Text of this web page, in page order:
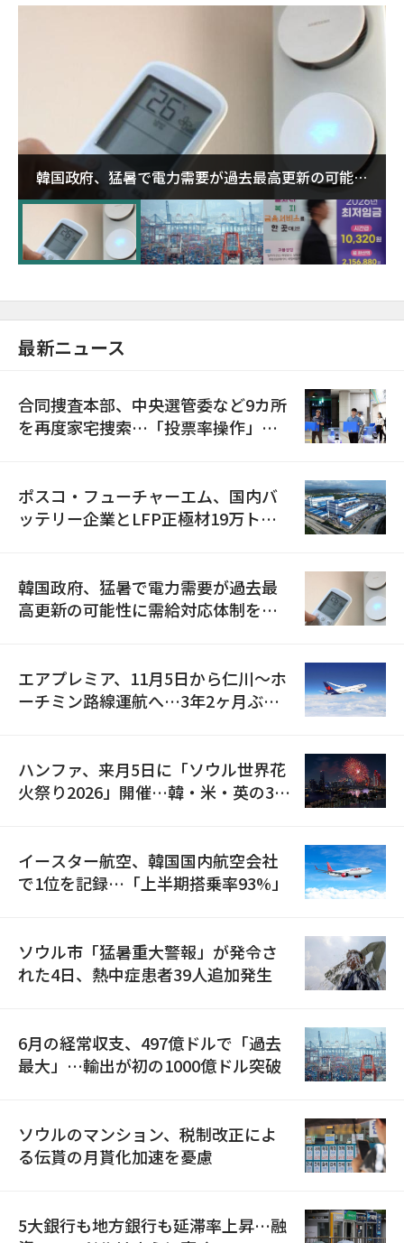
韓国政府、猛暑で電力需要が過去最高更新の可能性
に需給対応体制を点検
最新ニュース
合同捜査本部、中央選管委など9カ所
を再度家宅捜索…「投票率操作」の
ポスコ・フューチャーエム、国内バ
ッテリー企業とLFP正極材19万トン
韓国政府、猛暑で電力需要が過去最
高更新の可能性に需給対応体制を点
エアプレミア、11月5日から仁川〜ホ
ーチミン路線運航へ…3年2ヶ月ぶり
ハンファ、来月5日に「ソウル世界花
火祭り2026」開催…韓・米・英の3カ
イースター航空、韓国国内航空会社
で1位を記録…「上半期搭乗率93%」
ソウル市「猛暑重大警報」が発令さ
れた4日、熱中症患者39人追加発生
6月の経常収支、497億ドルで「過去
最大」…輸出が初の1000億ドル突破
ソウルのマンション、税制改正によ
る伝貰の月貰化加速を憂慮
5大銀行も地方銀行も延滞率上昇…融